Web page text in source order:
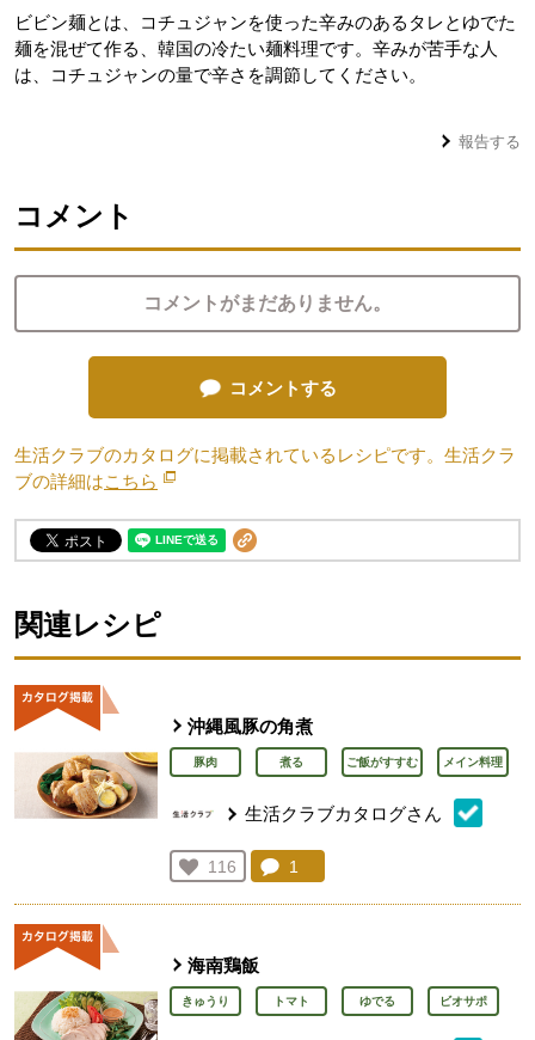
ビビン麺とは、コチュジャンを使った辛みのあるタレとゆでた
麺を混ぜて作る、韓国の冷たい麺料理です。辛みが苦手な人
は、コチュジャンの量で辛さを調節してください。
報告する
コメント
コメントがまだありません。
コメントする
生活クラブのカタログに掲載されているレシピです。生活クラ
ブの詳細はこちら 別のウィンドウで開きます。
関連レシピ
沖縄風豚の角煮
豚肉 煮る ご飯がすすむ メイン料理
生活クラブカタログさん
お気に入り登録：
116
人が登録
コメント：
1
海南鶏飯
きゅうり トマト ゆでる ビオサポ